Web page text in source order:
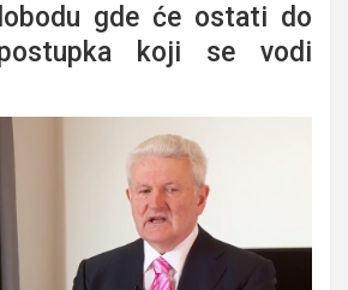
gde će ostati do
koji se vodi